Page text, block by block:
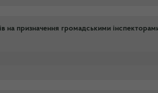
на призначення громадськими